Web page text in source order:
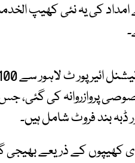
کی یہ نئی کھیپ
پروازروانہ کی گئی،
ڈبہ بند فروٹ شامل ہیں۔